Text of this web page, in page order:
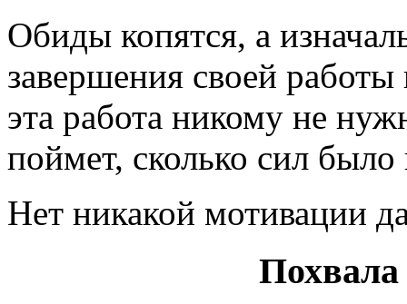
Обиды копятся, а
завершения своей
эта работа никому не
поймет, сколько сил
Нет никакой мотивации